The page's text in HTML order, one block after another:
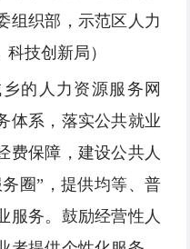
组织部，示范区人力
技创新局）
的人力资源服务网
体系，落实公共就业
费保障，建设公共人
圈”，提供均等、普
服务。鼓励经营性人